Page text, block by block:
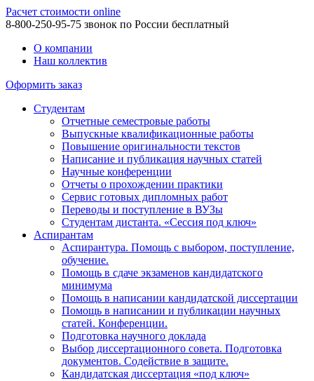
Расчет стоимости online
8-800-250-95-75 звонок по России бесплатный
О компании
Наш коллектив
Оформить заказ
Студентам
Отчетные семестровые работы
Выпускные квалификационные работы
Повышение оригинальности текстов
Написание и публикация научных статей
Научные конференции
Отчеты о прохождении практики
Сервис готовых дипломных работ
Переводы и поступление в ВУЗы
Студентам дистанта. «Сессия под ключ»
Аспирантам
Аспирантура. Помощь с выбором, поступление,
обучение.
Помощь в сдаче экзаменов кандидатского
минимума
Помощь в написании кандидатской диссертации
Помощь в написании и публикации научных
статей. Конференции.
Подготовка научного доклада
Выбор диссертационного совета. Подготовка
документов. Содействие в защите.
Кандидатская диссертация «под ключ»